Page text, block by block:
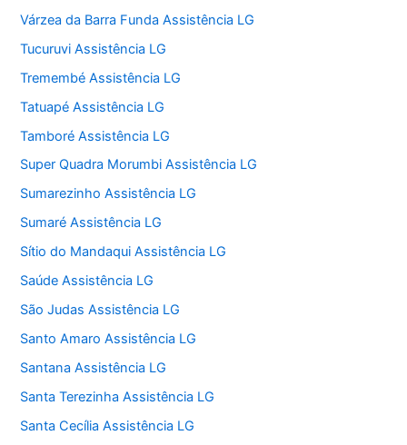
Várzea da Barra Funda Assistência LG
Tucuruvi Assistência LG
Tremembé Assistência LG
Tatuapé Assistência LG
Tamboré Assistência LG
Super Quadra Morumbi Assistência LG
Sumarezinho Assistência LG
Sumaré Assistência LG
Sítio do Mandaqui Assistência LG
Saúde Assistência LG
São Judas Assistência LG
Santo Amaro Assistência LG
Santana Assistência LG
Santa Terezinha Assistência LG
Santa Cecília Assistência LG